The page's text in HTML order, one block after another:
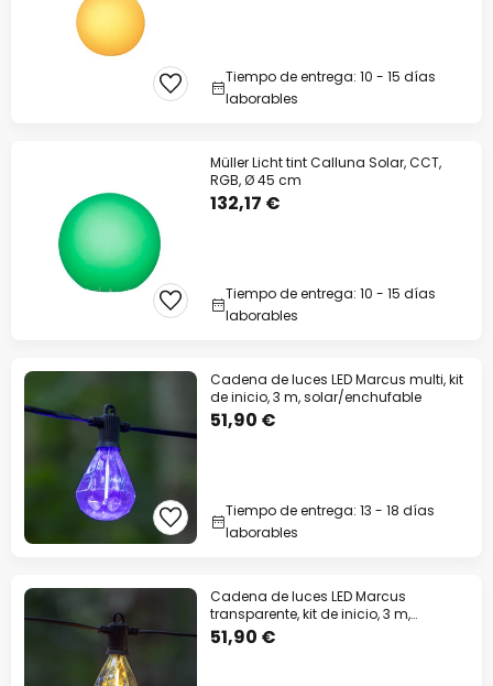
Tiempo de entrega: 10 - 15 días
laborables
Müller Licht tint Calluna Solar, CCT,
RGB, Ø 45 cm
132,17 €
Tiempo de entrega: 10 - 15 días
laborables
Cadena de luces LED Marcus multi, kit
de inicio, 3 m, solar/enchufable
51,90 €
Tiempo de entrega: 13 - 18 días
laborables
Cadena de luces LED Marcus
transparente, kit de inicio, 3 m,
solar/enchufe
51,90 €